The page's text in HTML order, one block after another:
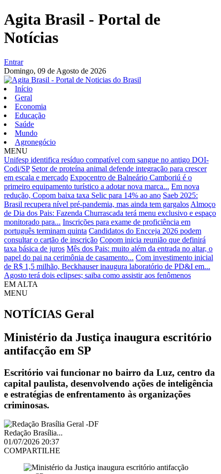
Agita Brasil - Portal de
Notícias
Entrar
Domingo, 09 de Agosto de 2026
Início
Geral
Economia
Educação
Saúde
Mundo
Agronegócio
MENU
Unifesp identifica resíduo compatível com sangue no antigo DOI-
Codi/SP Setor de proteína animal defende integração para crescer
em escala e mercado Expocentro de Balneário Camboriú é o
primeiro equipamento turístico a adotar nova marca... Em nova
redução, Copom baixa taxa Selic para 14% ao ano Saeb 2025:
Brasil recupera nível pré-pandemia, mas ainda tem gargalos Almoço
de Dia dos Pais: Fazenda Churrascada terá menu exclusivo e espaço
monitorado para... Inscrições para exame de proficiência em
português terminam quinta Candidatos do Encceja 2026 podem
consultar o cartão de inscrição Copom inicia reunião que definirá
taxa básica de juros Mês dos Pais: muito além da entrada no altar, o
papel do pai na cerimônia de casamento... Com investimento inicial
de R$ 1,5 milhão, Beckhauser inaugura laboratório de PD&I em...
Agosto terá dois eclipses; saiba como assistir aos fenômenos
EM ALTA
MENU
NOTÍCIAS Geral
Ministério da Justiça inaugura escritório
antifacção em SP
Escritório vai funcionar no bairro da Luz, centro da
capital paulista, desenvolvendo ações de inteligência
e estratégias de enfrentamento às organizações
criminosas.
Redação Brasília...
01/07/2026 20:37
COMPARTILHE